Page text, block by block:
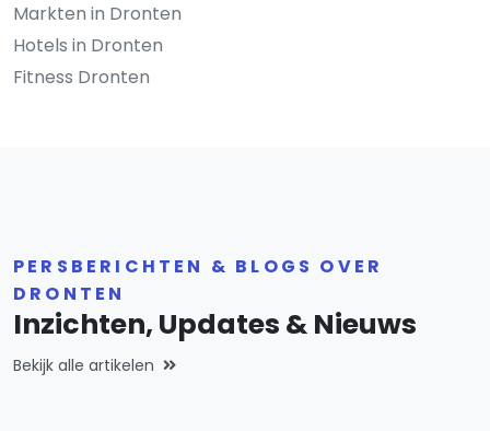
Markten in Dronten
Hotels in Dronten
Fitness Dronten
PERSBERICHTEN & BLOGS OVER
DRONTEN
Inzichten, Updates & Nieuws
Bekijk alle artikelen